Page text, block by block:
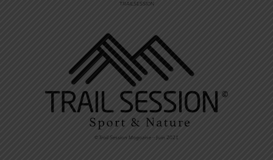
TRAILSESSION
©Trail Session Magazine – Juin 2021